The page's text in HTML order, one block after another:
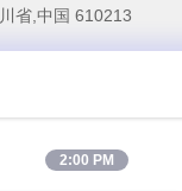
省,中国 610213
2:00 PM